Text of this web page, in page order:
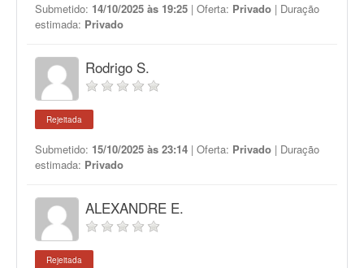
Submetido: 14/10/2025 às 19:25 | Oferta: Privado | Duração
estimada: Privado
Rodrigo S.
Rejeitada
Submetido: 15/10/2025 às 23:14 | Oferta: Privado | Duração
estimada: Privado
ALEXANDRE E.
Rejeitada